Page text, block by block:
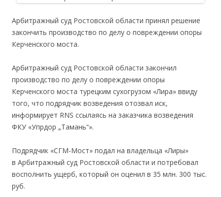
Арбитражный суд Ростовской области принял решение
закончить производство по делу о повреждении опоры
Керченского моста.
Арбитражный суд Ростовской области закончил
производство по делу о повреждении опоры
Керченского моста турецким сухогрузом «Лира» ввиду
того, что подрядчик возведения отозвал иск,
информирует RNS ссылаясь на заказчика возведения
ФКУ «Упрдор „Тамань“».
Подрядчик «СГМ-Мост» подал на владельца «Лиры»
в Арбитражный суд Ростовской области и потребовал
восполнить ущерб, который он оценил в 35 млн. 300 тыс.
руб.